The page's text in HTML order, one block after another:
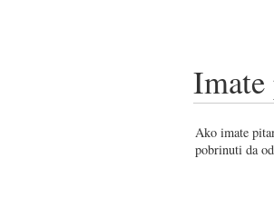
Imate
Ako imate
pobrinuti da